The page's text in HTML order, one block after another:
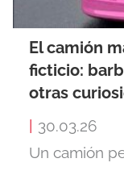
El camión
ficticio:
otras
30.03.26
Un camión